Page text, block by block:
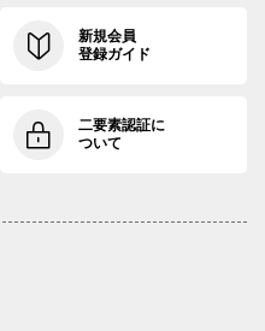
新規会員
登録ガイド
二要素認証に
ついて